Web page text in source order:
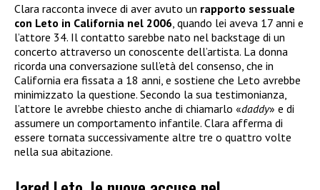
Clara racconta invece di aver avuto un rapporto sessuale
con Leto in California nel 2006 , quando lei aveva 17 anni e
l’attore 34. Il contatto sarebbe nato nel backstage di un
concerto attraverso un conoscente dell’artista. La donna
ricorda una conversazione sull’età del consenso, che in
California era fissata a 18 anni, e sostiene che Leto avrebbe
minimizzato la questione. Secondo la sua testimonianza,
l’attore le avrebbe chiesto anche di chiamarlo «daddy» e di
assumere un comportamento infantile. Clara afferma di
essere tornata successivamente altre tre o quattro volte
nella sua abitazione.